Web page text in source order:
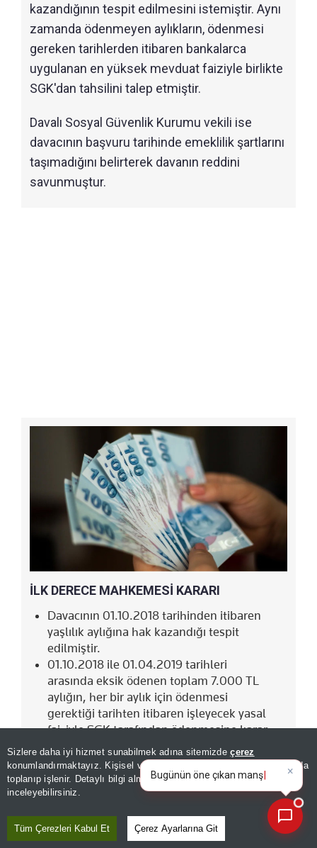
Sizlere daha iyi hizmet sunabilmek adına sitemizdeçerez
konumlandırmaktayız. Kişisel verileriniz, KVKK ve GDPR kapsamında
toplanıp işlenir. Detaylı bilgi almak içinAydınlatma Metnimizi
inceleyebilirsiniz.
Tüm Çerezleri Kabul Et Çerez Ayarlarına Git
kazandığının tespit edilmesini istemiştir. Aynı
zamanda ödenmeyen aylıkların, ödenmesi
gereken tarihlerden itibaren bankalarca
uygulanan en yüksek mevduat faiziyle birlikte
SGK'dan tahsilini talep etmiştir.
Davalı Sosyal Güvenlik Kurumu vekili ise
davacının başvuru tarihinde emeklilik şartlarını
taşımadığını belirterek davanın reddini
savunmuştur.
İLK DERECE MAHKEMESİ KARARI
Davacının 01.10.2018 tarihinden itibaren
yaşlılık aylığına hak kazandığı tespit
edilmiştir.
01.10.2018 ile 01.04.2019 tarihleri
arasında eksik ödenen toplam 7.000 TL
aylığın, her bir aylık için ödenmesi
gerektiği tarihten itibaren işleyecek yasal
faiziyle SGK tarafından ödenmesine karar
verilmiştir.
×
Bugünün öne çıkan manşetleri
ve gelişmeleri neler?